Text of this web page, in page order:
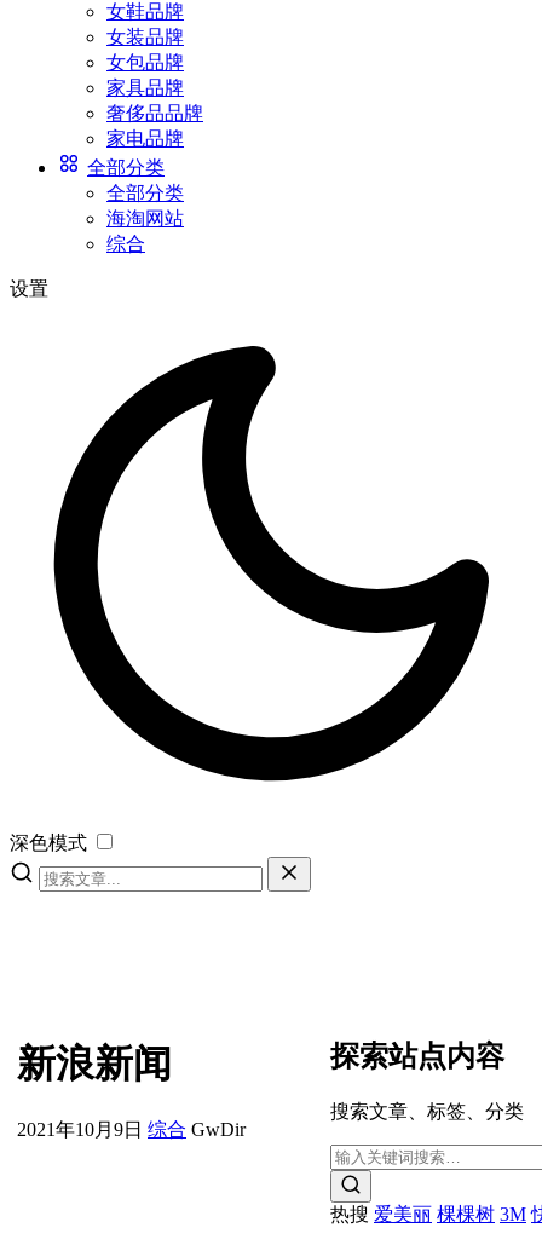
女鞋品牌
女装品牌
女包品牌
家具品牌
奢侈品品牌
家电品牌
全部分类
全部分类
海淘网站
综合
设置
深色模式
新浪新闻
2021年10月9日 综合 GwDir
探索站点内容
搜索文章、标签、分类
热搜 爱美丽 棵棵树 3M